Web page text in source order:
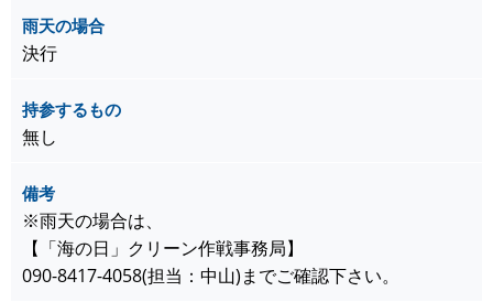
雨天の場合
決行
持参するもの
無し
備考
※雨天の場合は、
【「海の日」クリーン作戦事務局】
090-8417-4058(担当：中山)までご確認下さい。